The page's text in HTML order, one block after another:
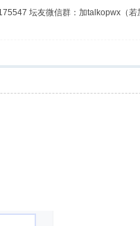
坛友微信群：加talkopwx（